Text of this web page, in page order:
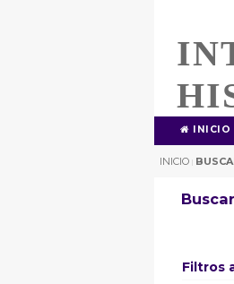
INICIO
INICIO |
Buscar
Filtros